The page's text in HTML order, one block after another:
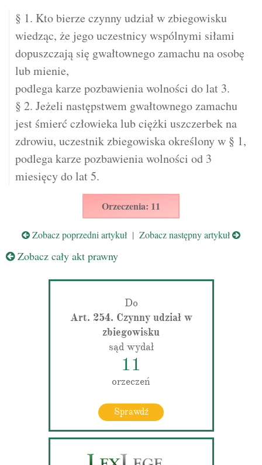
§ 1. Kto bierze czynny udział w zbiegowisku
wiedząc, że jego uczestnicy wspólnymi siłami
dopuszczają się gwałtownego zamachu na osobę
lub mienie,
podlega karze pozbawienia wolności do lat 3.
§ 2. Jeżeli następstwem gwałtownego zamachu
jest śmierć człowieka lub ciężki uszczerbek na
zdrowiu, uczestnik zbiegowiska określony w § 1,
podlega karze pozbawienia wolności od 3
miesięcy do lat 5.
Orzeczenia: 11
Zobacz poprzedni artykuł | Zobacz następny artykuł
Zobacz cały akt prawny
Do
Art. 254. Czynny udział w
zbiegowisku
sąd wydał
11
orzeczeń
Sprawdź